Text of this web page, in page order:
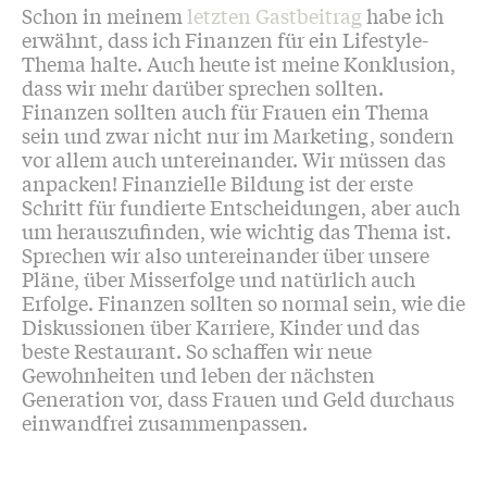
Schon in meinemletzten Gastbeitraghabe ich
erwähnt, dass ich Finanzen für ein Lifestyle-
Thema halte. Auch heute ist meine Konklusion,
dass wir mehr darüber sprechen sollten.
Finanzen sollten auch für Frauen ein Thema
sein und zwar nicht nur im Marketing, sondern
vor allem auch untereinander. Wir müssen das
anpacken! Finanzielle Bildung ist der erste
Schritt für fundierte Entscheidungen, aber auch
um herauszufinden, wie wichtig das Thema ist.
Sprechen wir also untereinander über unsere
Pläne, über Misserfolge und natürlich auch
Erfolge. Finanzen sollten so normal sein, wie die
Diskussionen über Karriere, Kinder und das
beste Restaurant. So schaffen wir neue
Gewohnheiten und leben der nächsten
Generation vor, dass Frauen und Geld durchaus
einwandfrei zusammenpassen.